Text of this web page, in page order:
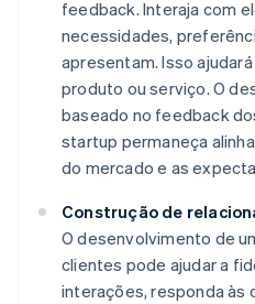
feedback. Interaja com
necessidades,
apresentam. Isso
produto ou serviço. O
baseado no feedback
startup permaneça
do mercado e as
Construção de
O desenvolvimento de
clientes pode ajudar a
interações, responda às